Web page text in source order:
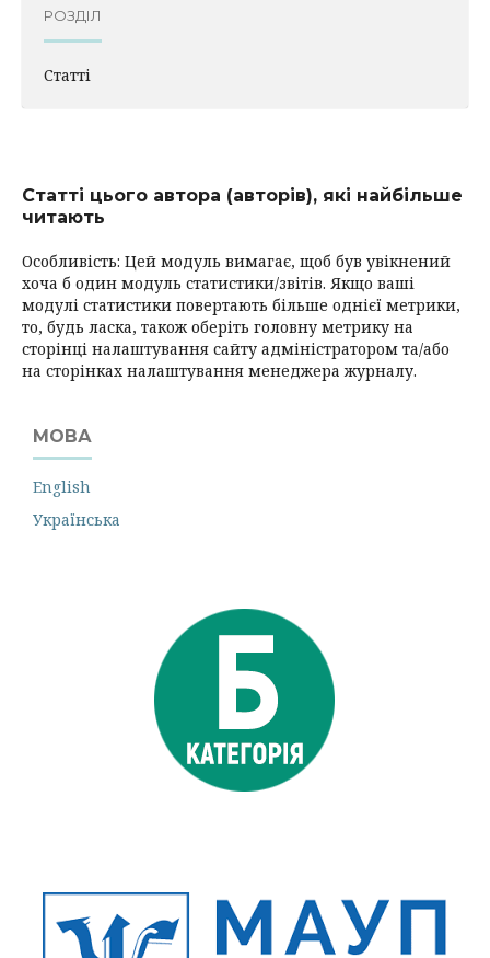
РОЗДІЛ
Статті
Статті цього автора (авторів), які найбільше
читають
Особливість: Цей модуль вимагає, щоб був увікнений
хоча б один модуль статистики/звітів. Якщо ваші
модулі статистики повертають більше однієї метрики,
то, будь ласка, також оберіть головну метрику на
сторінці налаштування сайту адміністратором та/або
на сторінках налаштування менеджера журналу.
МОВА
English
Українська